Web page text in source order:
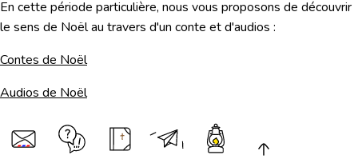
En cette période particulière, nous vous proposons de découvrir
le sens de Noël au travers d'un conte et d'audios :
Contes de Noël
Audios de Noël